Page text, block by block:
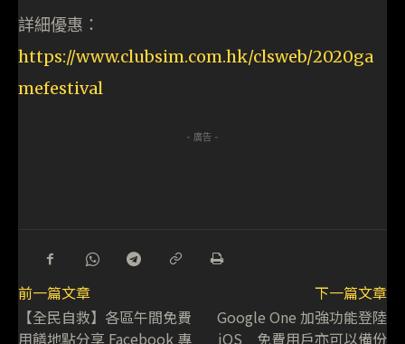
詳細優惠：
https://www.clubsim.com.hk/clsweb/2020ga
mefestival
- 廣告 -
前一篇文章
【全民自救】各區午間免費
用饍地點分享 Facebook 專
下一篇文章
Google One 加強功能登陸
iOS 免費用戶亦可以備份